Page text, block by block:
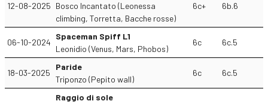
12-08-2025 Bosco Incantato (Leonessa
climbing, Torretta, Bacche rosse)
6c+ 6b.6
06-10-2024
Spaceman Spiff L1
Leonidio (Venus, Mars, Phobos)
6c 6c.5
18-03-2025
Paride
Triponzo (Pepito wall)
6c 6c.5
Raggio di sole